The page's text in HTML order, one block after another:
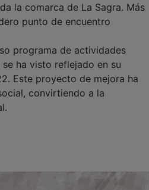
la comarca de La Sagra. Más
punto de encuentro
programa de actividades
ha visto reflejado en su
Este proyecto de mejora ha
convirtiendo a la